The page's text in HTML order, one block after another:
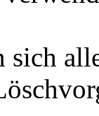
sich